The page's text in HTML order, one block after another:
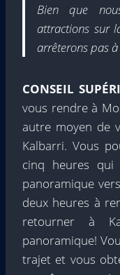
Bien que
attractions sur
arrêterons pas
CONSEIL
vous rendre à
autre moyen de
Kalbarri. Vous
cinq heures qui
panoramique
deux heures à
retourner à
panoramique!
trajet et vous